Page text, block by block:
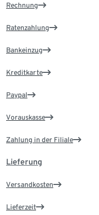
Rechnung
Ratenzahlung
Bankeinzug
Kreditkarte
Paypal
Vorauskasse
Zahlung in der Filiale
Lieferung
Versandkosten
Lieferzeit